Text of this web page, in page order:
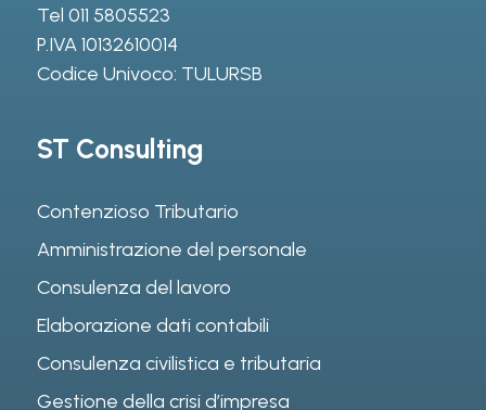
Tel 011 5805523
P.IVA 10132610014
Codice Univoco: TULURSB
ST Consulting
Contenzioso Tributario
Amministrazione del personale
Consulenza del lavoro
Elaborazione dati contabili
Consulenza civilistica e tributaria
Gestione della crisi d’impresa